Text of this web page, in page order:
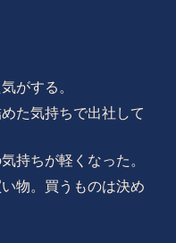
がする。
た気持ちで出社して
持ちが軽くなった。
物。買うものは決め